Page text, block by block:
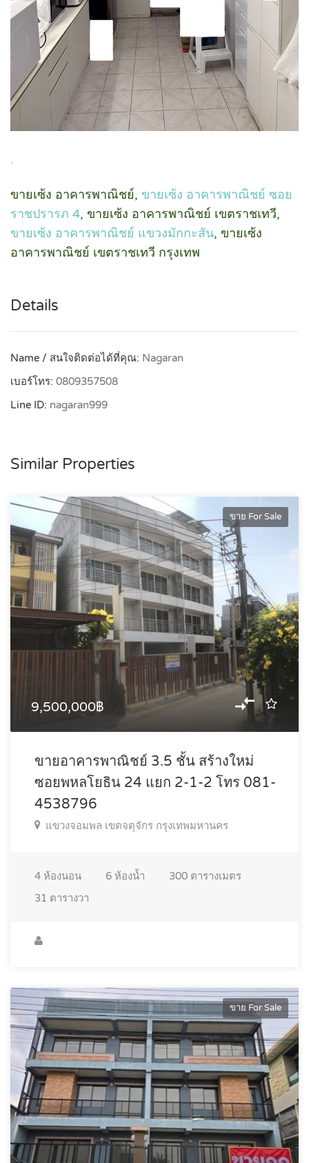
.
ขายเซ้ง อาคารพาณิชย์, ขายเซ้ง อาคารพาณิชย์ ซอย
ราชปรารภ 4, ขายเซ้ง อาคารพาณิชย์ เขตราชเทวี,
ขายเซ้ง อาคารพาณิชย์ แขวงมักกะสัน, ขายเซ้ง
อาคารพาณิชย์ เขตราชเทวี กรุงเทพ
Details
Name / สนใจติดต่อได้ที่คุณ: Nagaran
เบอร์โทร: 0809357508
Line ID: nagaran999
Similar Properties
ขาย For Sale
9,500,000฿
ขายอาคารพาณิชย์ 3.5 ชั้น สร้างใหม่
ซอยพหลโยธิน 24 แยก 2-1-2 โทร 081-
4538796
แขวงจอมพล เขตจตุจักร กรุงเทพมหานคร
4 ห้องนอน 6 ห้องน้ำ 300 ตารางเมตร
31 ตารางวา
ขาย For Sale